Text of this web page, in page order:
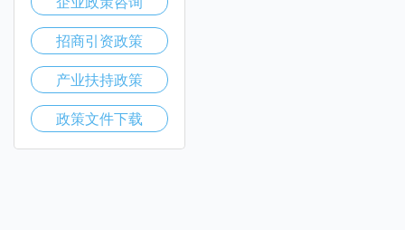
招商引资政策
产业扶持政策
政策文件下载